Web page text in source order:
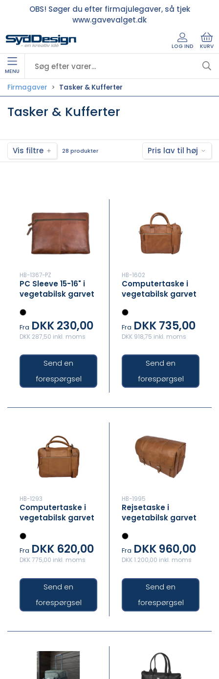
OBS! Søger du efter firmajulegaver, så tjek
www.gavevalget.dk
LOG IND KURV
MENU
Firmagaver Tasker & Kufferter
Tasker & Kufferter
Vis filtre 28 produkter Pris lav til høj
HB-1367-PZ
PC Sleeve 15-16" i
vegetabilsk garvet
logo præget i
læderet
Fra DKK 230,00
DKK 287,50 inkl. moms
Send en
forespørgsel
HB-1602
Computertaske i
vegetabilsk garvet
logo præget i
læderet
Fra DKK 735,00
DKK 918,75 inkl. moms
Send en
forespørgsel
HB-1293
Computertaske i
vegetabilsk garvet
Eget logo præget
ind i læderet
Fra DKK 620,00
DKK 775,00 inkl. moms
Send en
forespørgsel
HB-1995
Rejsetaske i
vegetabilsk garvet
logo præget i
læderet
Fra DKK 960,00
DKK 1.200,00 inkl. moms
Send en
forespørgsel